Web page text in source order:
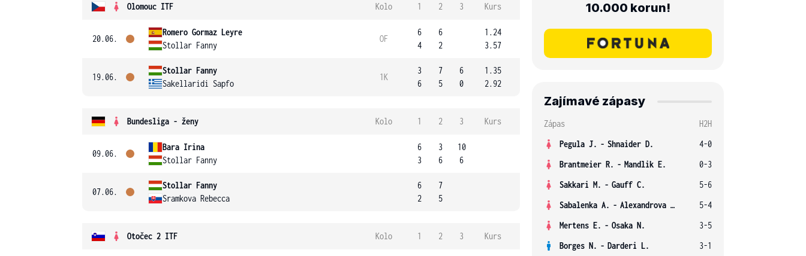
Olomouc ITF Kolo 1 2 3 Kurs
20.06.
Romero Gormaz Leyre
Stollar Fanny
OF
6
4
6
2
1.24
3.57
19.06.
Stollar Fanny
Sakellaridi Sapfo
1K
3
6
7
5
6
0
1.35
2.92
Bundesliga - ženy Kolo 1 2 3 Kurs
09.06.
Bara Irina
Stollar Fanny
6
3
3
6
10
6
07.06.
Stollar Fanny
Sramkova Rebecca
6
2
7
5
Otočec 2 ITF Kolo 1 2 3 Kurs
10.000 korun!
Zajímavé zápasy
Zápas
H2H
Pegula J. - Shnaider D.
4-0
Brantmeier R. - Mandlik E.
0-3
Sakkari M. - Gauff C.
5-6
Sabalenka A. - Alexandrova E.
5-4
Mertens E. - Osaka N.
3-5
Borges N. - Darderi L. 3-1